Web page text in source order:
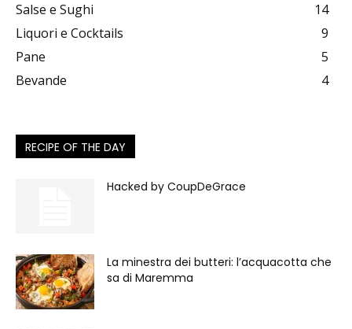
Salse e Sughi
14
Liquori e Cocktails
9
Pane
5
Bevande
4
RECIPE OF THE DAY
Hacked by CoupDeGrace
La minestra dei butteri: l’acquacotta che
sa di Maremma